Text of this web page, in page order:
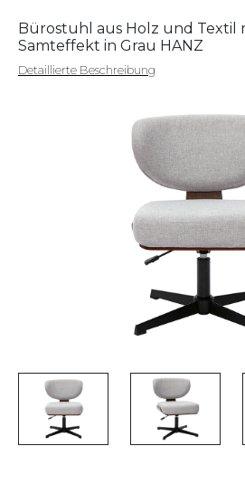
Bürostuhl aus Holz und
Samteffekt in Grau HANZ
Detaillierte Beschreibung